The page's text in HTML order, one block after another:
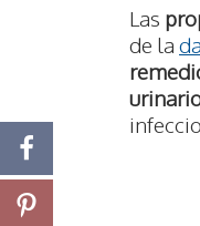
Las
de la